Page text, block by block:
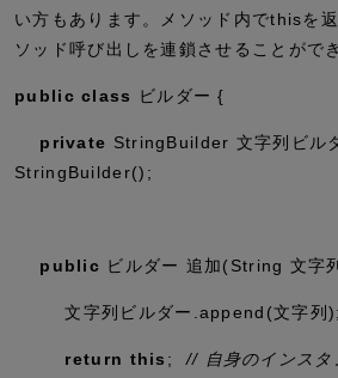
い方もあります。メソッド内でthisを
ソッド呼び出しを連鎖させることがで
public class ビルダー {
private StringBuilder 文字列ビル
StringBuilder();
public ビルダー 追加(String 文字
文字列ビルダー. append (文字列);
return this ; // 自身のインスタ